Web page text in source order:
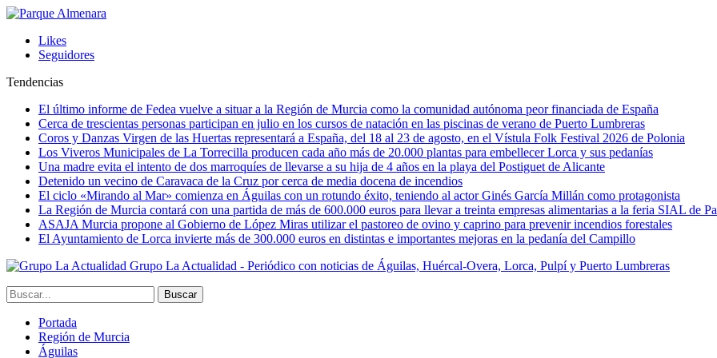
Likes
Seguidores
Tendencias
El último informe de Fedea vuelve a situar a la Región de Murcia como la comunidad autónoma peor financiada de España
Cerca de trescientas personas participan en julio en los cursos de natación en las piscinas de verano de Puerto Lumbreras
Coros y Danzas Virgen de las Huertas representará a España, del 18 al 23 de agosto, en el Vístula Folk Festival 2026 de Polonia
Los Viveros Municipales de La Torrecilla producen cada año más de 20.000 plantas para embellecer Lorca y sus pedanías
Una madre evita el intento de dos marroquíes de llevarse a su hija de 4 años en la playa del Postiguet de Alicante
Detenido un vecino de Caravaca de la Cruz por cerca de media docena de incendios
El ciclo «Mirando al Mar» comienza en Águilas con un rotundo éxito, teniendo al actor Ginés García Millán como protagonista
La Región de Murcia contará con una partida de más de 600.000 euros para llevar a treinta empresas alimentarias a la feria SIAL de
ASAJA Murcia propone al Gobierno de López Miras utilizar el pastoreo de ovino y caprino para prevenir incendios forestales
El Ayuntamiento de Lorca invierte más de 300.000 euros en distintas e importantes mejoras en la pedanía del Campillo
Grupo La Actualidad - Periódico con noticias de Águilas, Huércal-Overa, Lorca, Pulpí y Puerto Lumbreras
Portada
Región de Murcia
Águilas